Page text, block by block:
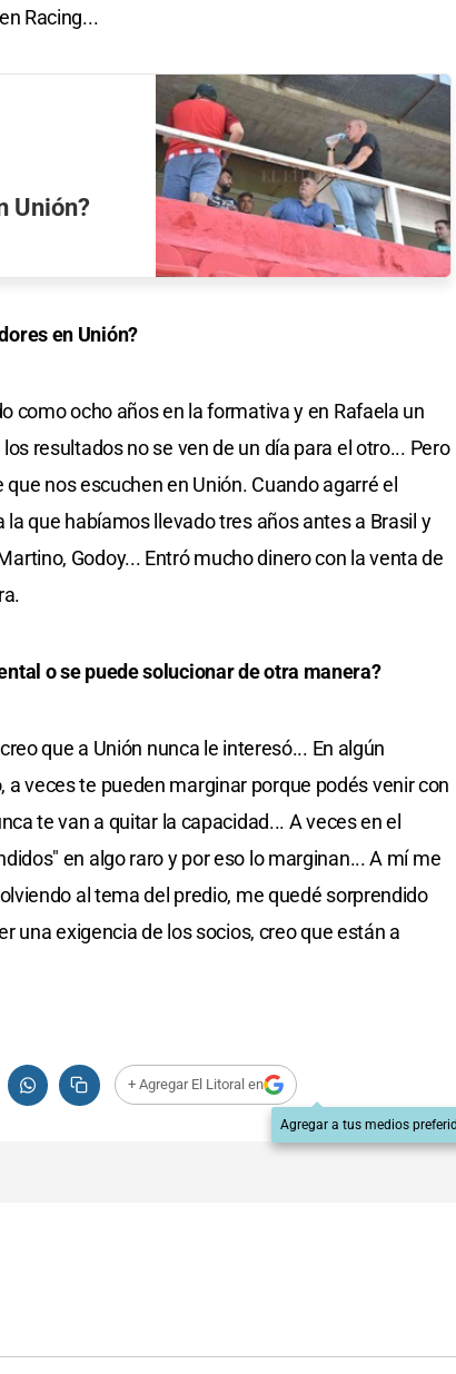
Racing...
Unión?
en Unión?
como ocho años en la formativa y en Rafaela un
resultados no se ven de un día para el otro... Pero
nos escuchen en Unión. Cuando agarré el
que habíamos llevado tres años antes a Brasil y
Godoy... Entró mucho dinero con la venta de
o se puede solucionar de otra manera?
que a Unión nunca le interesó... En algún
veces te pueden marginar porque podés venir con
te van a quitar la capacidad... A veces en el
en algo raro y por eso lo marginan... A mí me
al tema del predio, me quedé sorprendido
una exigencia de los socios, creo que están a
+ Agregar El Litoral en
Agregar a tus medios